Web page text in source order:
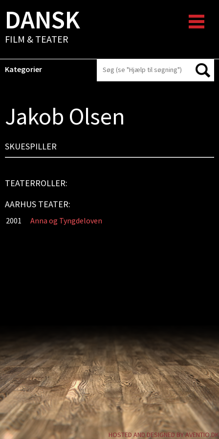
DANSK
FILM & TEATER
Kategorier
Jakob Olsen
SKUESPILLER
TEATERROLLER:
AARHUS TEATER:
2001 Anna og Tyngdeloven
HOSTED AND DESIGNED BY AVENTIO.DK